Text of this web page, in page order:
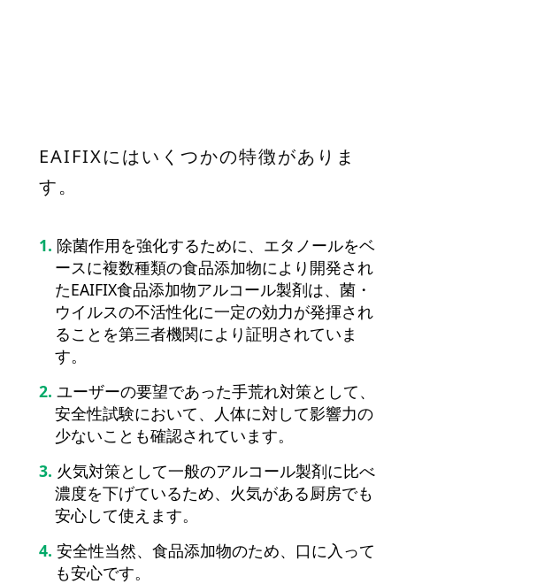
EAIFIXにはいくつかの特徴がありま
す。
除菌作用を強化するために、エタノールをベ
ースに複数種類の食品添加物により開発され
たEAIFIX食品添加物アルコール製剤は、菌・
ウイルスの不活性化に一定の効力が発揮され
ることを第三者機関により証明されていま
す。
ユーザーの要望であった手荒れ対策として、
安全性試験において、人体に対して影響力の
少ないことも確認されています。
火気対策として一般のアルコール製剤に比べ
濃度を下げているため、火気がある厨房でも
安心して使えます。
安全性当然、食品添加物のため、口に入って
も安心です。